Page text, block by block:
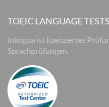
TOEIC LANGUAGE TESTS
inlingua ist lizenziertes
Sprachprüfungen.